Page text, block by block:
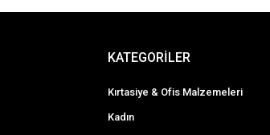
KATEGORİLER
Kırtasiye & Ofis Malzemeleri
Kadın